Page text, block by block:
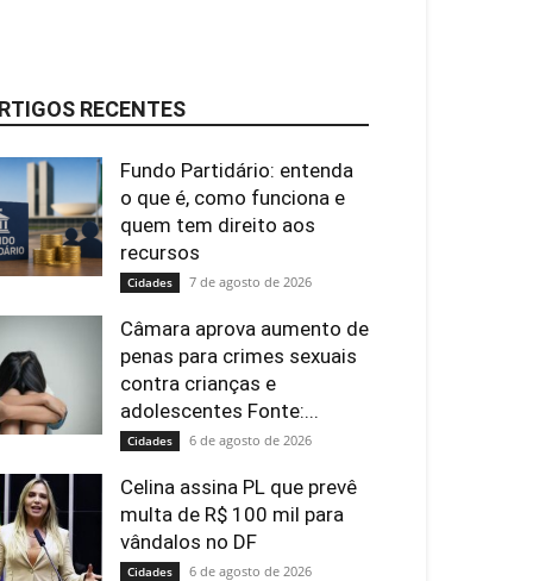
RECENTES
Fundo Partidário: entenda
o que é, como funciona e
quem tem direito aos
recursos
Cidades 7 de agosto de 2026
Câmara aprova aumento de
penas para crimes sexuais
contra crianças e
adolescentes Fonte:...
Cidades 6 de agosto de 2026
Celina assina PL que prevê
multa de R$ 100 mil para
vândalos no DF
Cidades 6 de agosto de 2026